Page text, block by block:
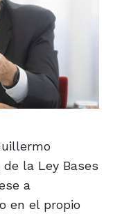
la Ley Bases
a
en el propio